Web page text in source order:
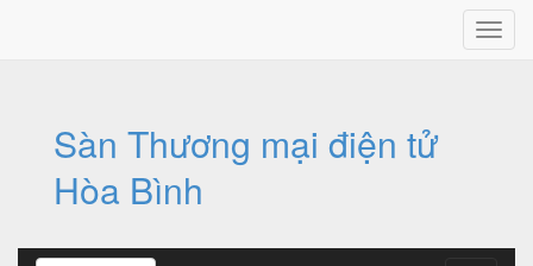
Sàn Thương mại điện tử
Hòa Bình